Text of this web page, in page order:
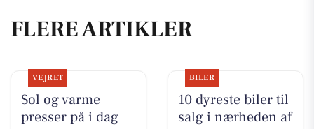
FLERE ARTIKLER
VEJRET
Sol og varme
presser på i dag
BILER
10 dyreste biler til
salg i nærheden af